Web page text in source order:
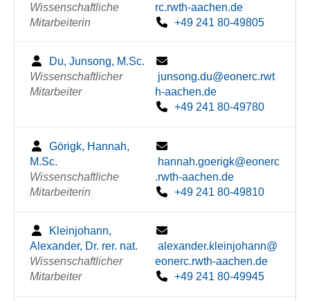
Wissenschaftliche
Mitarbeiterin
rc.rwth-aachen.de
+49 241 80-49805
Du, Junsong, M.Sc.
Wissenschaftlicher
Mitarbeiter
junsong.du@eonerc.rwt
h-aachen.de
+49 241 80-49780
Görigk, Hannah,
M.Sc.
Wissenschaftliche
Mitarbeiterin
hannah.goerigk@eonerc
.rwth-aachen.de
+49 241 80-49810
Kleinjohann,
Alexander, Dr. rer. nat.
Wissenschaftlicher
Mitarbeiter
alexander.kleinjohann@
eonerc.rwth-aachen.de
+49 241 80-49945